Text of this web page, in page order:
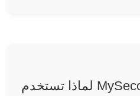
لماذا تستخدم MySecondLine للتحقق من